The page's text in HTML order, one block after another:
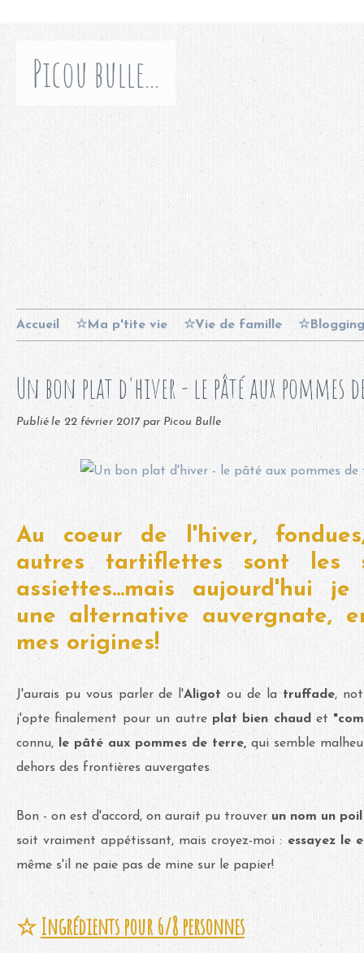
Picou bulle...
Accueil ☆Ma p'tite vie ☆Vie de famille ☆Blogging
Un bon plat d'hiver - le pâté aux pommes
Publié le 22 février 2017 par Picou Bulle
Au coeur de l'hiver,
autres tartiflettes sont les
assiettes...mais aujourd'hui
une alternative auvergnate,
mes origines!
J'aurais pu vous parler de l'Aligotou de latruffade,
j'opte finalement pour un autreplat bien chaudet
connu, le pâté aux pommes de terre, qui semble
dehors des frontières auvergates.
Bon - on est d'accord, on aurait pu trouver un nom un
soit vraiment appétissant, mais croyez-moi : essayez le
même s'il ne paie pas de mine sur le papier!
☆Ingrédients pour 6/8 personnes